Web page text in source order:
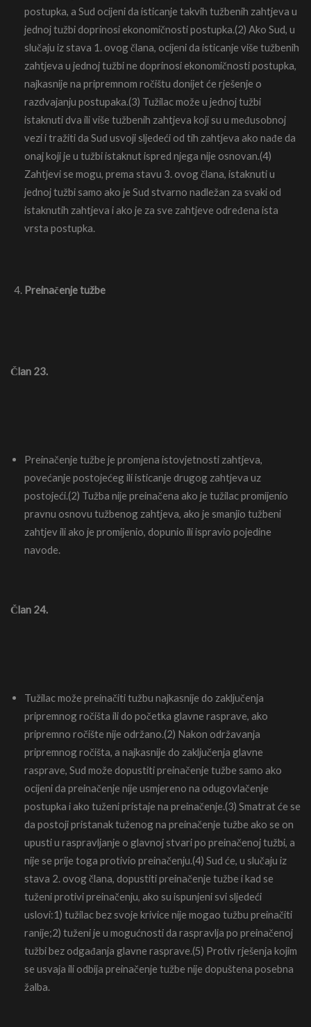
postupka, a Sud ocijeni da isticanje takvih tužbenih zahtjeva u
jednoj tužbi doprinosi ekonomičnosti postupka.(2) Ako Sud, u
slučaju iz stava 1. ovog člana, ocijeni da isticanje više tužbenih
zahtjeva u jednoj tužbi ne doprinosi ekonomičnosti postupka,
najkasnije na pripremnom ročištu donijet će rješenje o
razdvajanju postupaka.(3) Tužilac može u jednoj tužbi
istaknuti dva ili više tužbenih zahtjeva koji su u međusobnoj
vezi i tražiti da Sud usvoji sljedeći od tih zahtjeva ako nađe da
onaj koji je u tužbi istaknut ispred njega nije osnovan.(4)
Zahtjevi se mogu, prema stavu 3. ovog člana, istaknuti u
jednoj tužbi samo ako je Sud stvarno nadležan za svaki od
istaknutih zahtjeva i ako je za sve zahtjeve određena ista
vrsta postupka.
Preinačenje tužbe
Član 23.
Preinačenje tužbe je promjena istovjetnosti zahtjeva,
povećanje postojećeg ili isticanje drugog zahtjeva uz
postojeći.(2) Tužba nije preinačena ako je tužilac promijenio
pravnu osnovu tužbenog zahtjeva, ako je smanjio tužbeni
zahtjev ili ako je promijenio, dopunio ili ispravio pojedine
navode.
Član 24.
Tužilac može preinačiti tužbu najkasnije do zaključenja
pripremnog ročišta ili do početka glavne rasprave, ako
pripremno ročište nije održano.(2) Nakon održavanja
pripremnog ročišta, a najkasnije do zaključenja glavne
rasprave, Sud može dopustiti preinačenje tužbe samo ako
ocijeni da preinačenje nije usmjereno na odugovlačenje
postupka i ako tuženi pristaje na preinačenje.(3) Smatrat će se
da postoji pristanak tuženog na preinačenje tužbe ako se on
upusti u raspravljanje o glavnoj stvari po preinačenoj tužbi, a
nije se prije toga protivio preinačenju.(4) Sud će, u slučaju iz
stava 2. ovog člana, dopustiti preinačenje tužbe i kad se
tuženi protivi preinačenju, ako su ispunjeni svi sljedeći
uslovi:1) tužilac bez svoje krivice nije mogao tužbu preinačiti
ranije;2) tuženi je u mogućnosti da raspravlja po preinačenoj
tužbi bez odgađanja glavne rasprave.(5) Protiv rješenja kojim
se usvaja ili odbija preinačenje tužbe nije dopuštena posebna
žalba.